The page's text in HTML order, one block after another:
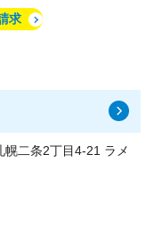
求
幌二条2丁目4-21 ラメ